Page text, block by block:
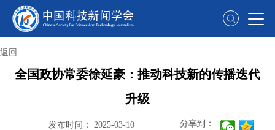
返回
全国政协常委徐延豪：推动科技新的传播迭代
升级
发布时间： 2025-03-10 分享到：